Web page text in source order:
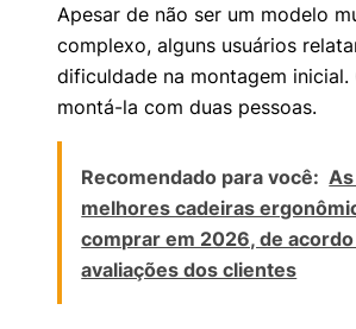
Apesar de não ser um modelo
complexo, alguns usuários
dificuldade na montagem inicial.
montá-la com duas pessoas.
Recomendado para você:
melhores cadeiras
comprar em 2026, de
avaliações dos clientes